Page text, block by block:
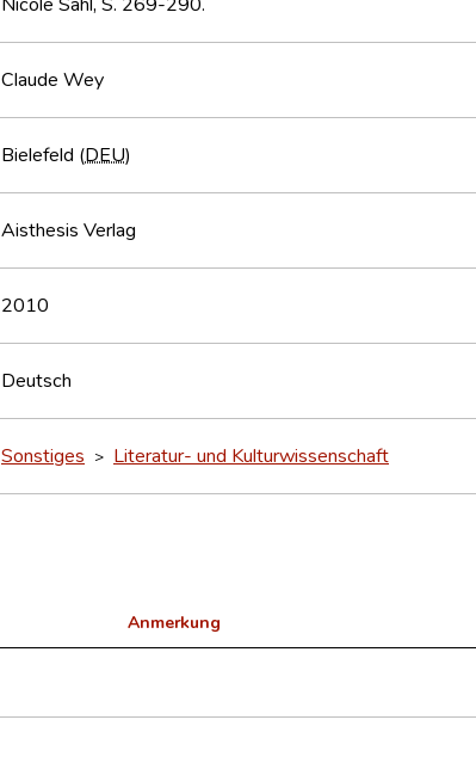
Claude Wey
Bielefeld (DEU)
Aisthesis Verlag
2010
Deutsch
Sonstiges > Literatur- und Kulturwissenschaft
Anmerkung